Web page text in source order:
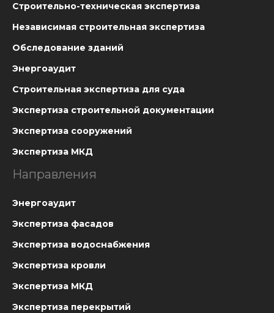
Cтроительно-техническая экспертиза
Независимая строительная экспертиза
Обследование зданий
Энергоаудит
Строительная экспертиза для суда
Экспертиза строительной документации
Экспертиза сооружений
Экспертиза МКД
Направления
Энергоаудит
Экспертиза фасадов
Экспертиза водоснабжения
Экспертиза кровли
Экспертиза МКД
Экспертиза перекрытий